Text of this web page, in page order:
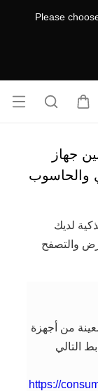
Please
ع
ة
ا
ح
ث
فتح
جهاز
والحاسوب
لديك
والتصفح
من أجهزة
التالي
https://